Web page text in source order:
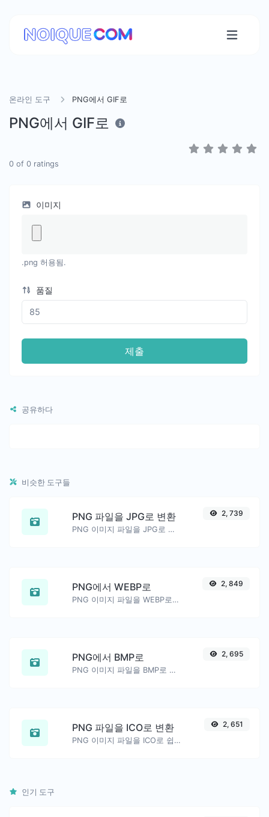
온라인 도구 PNG에서 GIF로
PNG에서 GIF로
0 of 0 ratings
이미지
.png 허용됨.
품질
제출
공유하다
비슷한 도구들
PNG 파일을 JPG로 변환
PNG 이미지 파일을 JPG로 쉽게 변환하세요.
2, 739
PNG에서 WEBP로
PNG 이미지 파일을 WEBP로 쉽게 변환하세요.
2, 849
PNG에서 BMP로
PNG 이미지 파일을 BMP로 쉽게 변환하세요.
2, 695
PNG 파일을 ICO로 변환
PNG 이미지 파일을 ICO로 쉽게 변환하세요.
2, 651
인기 도구